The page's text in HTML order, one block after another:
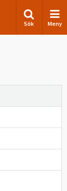
Sök Meny